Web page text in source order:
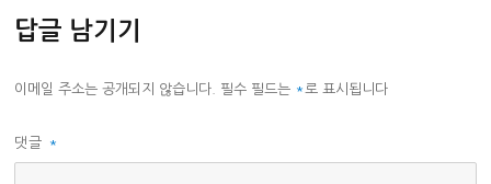
답글 남기기
이메일 주소는 공개되지 않습니다. 필수 필드는 *로 표시됩니다
댓글 *